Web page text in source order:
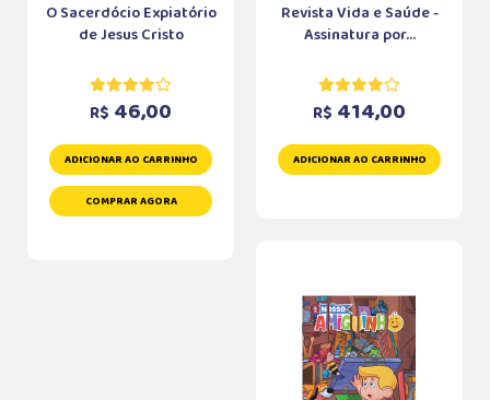
O Sacerdócio Expiatório
de Jesus Cristo
R$ 46,00
ADICIONAR AO CARRINHO
COMPRAR AGORA
Revista Vida e Saúde -
Assinatura por...
R$ 414,00
ADICIONAR AO CARRINHO